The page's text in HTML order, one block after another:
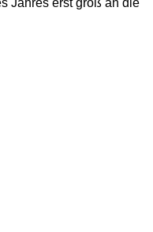
Jahres erst groß an die